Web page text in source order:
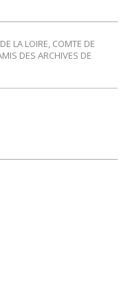
LA LOIRE, COMTE DE
DES ARCHIVES DE